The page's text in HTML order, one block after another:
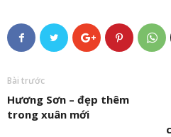
Bài trước
Hương Sơn – đẹp thêm
trong xuân mới